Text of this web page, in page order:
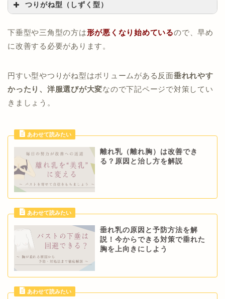
小さい胸を何とかしたい！という方は下記ページを参考にして
上下の脂
肪のバランスもちょうど良いおわん型より一層均等に胸が膨ら
んでいる
ふっくら弾力もある
クーパー
靭帯が伸びてしまう
バストの上半分にボリュームがない方
小さめでハリのあるバストが垂れる
乳腺が発達しているが脂肪が少ない
遺伝による要素
つりがね型（しずく型）
脂肪が多く柔らかい上にボリュ
ームがある
萎んで垂れ
下垂型や三角型の方は形が悪くなり始めているので、早め
に改善する必要があります。
円すい型やつりがね型はボリュームがある反面垂れれやす
かったり、洋服選びが大変なので下記ページで対策してい
きましょう。
離れ乳（離れ胸）は改善でき
る？原因と治し方を解説
垂れ乳の原因と予防方法を解
説！今からできる対策で垂れた
胸を上向きにしよう